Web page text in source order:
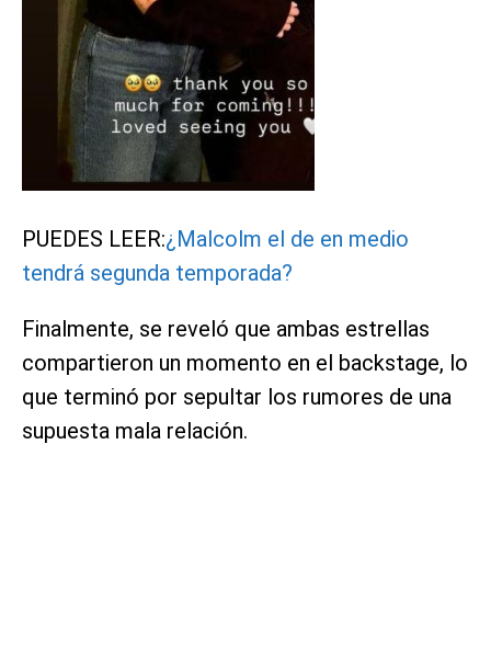
PUEDES LEER:¿Malcolm el de en medio
tendrá segunda temporada?
Finalmente, se reveló que ambas estrellas
compartieron un momento en el backstage, lo
que terminó por sepultar los rumores de una
supuesta mala relación.